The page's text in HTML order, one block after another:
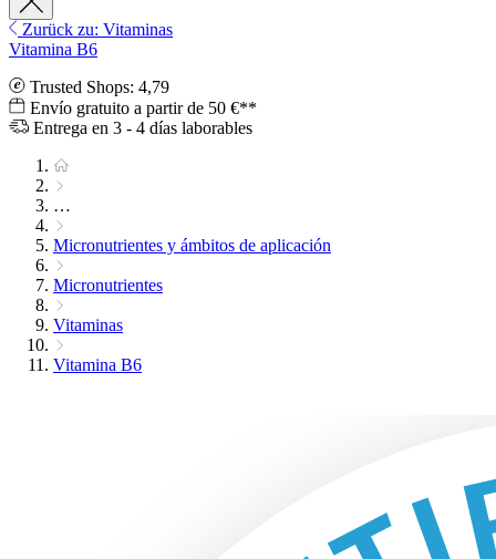
Zurück zu: Vitaminas
Vitamina B6
Trusted Shops: 4,79
Envío gratuito a partir de 50 €**
Entrega en 3 - 4 días laborables
…
Micronutrientes y ámbitos de aplicación
Micronutrientes
Vitaminas
Vitamina B6